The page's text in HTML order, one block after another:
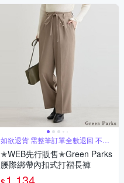
如欲退貨 需整筆訂單全數退回 不能
單退
✭WEB先行販售✭Green Parks
腰際綁帶內扣式打褶長褲